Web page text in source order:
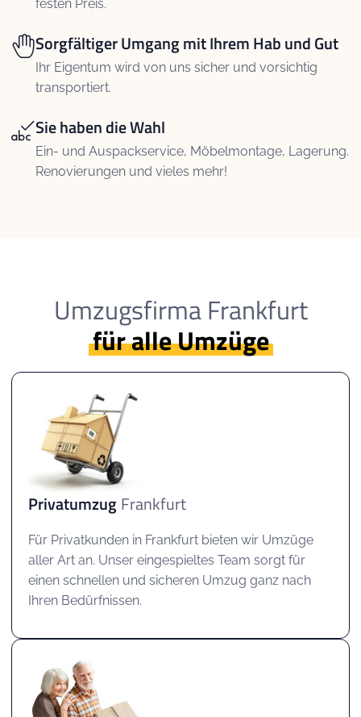
festen Preis.
Sorgfältiger Umgang mit Ihrem Hab und Gut
Ihr Eigentum wird von uns sicher und vorsichtig
transportiert.
Sie haben die Wahl
Ein- und Auspackservice, Möbelmontage, Lagerung.
Renovierungen und vieles mehr!
Umzugsfirma Frankfurt
für alle Umzüge
PrivatumzugFrankfurt
Für Privatkunden in Frankfurt bieten wir Umzüge
aller Art an. Unser eingespieltes Team sorgt für
einen schnellen und sicheren Umzug ganz nach
Ihren Bedürfnissen.